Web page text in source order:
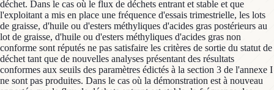
déchet. Dans le cas où le flux de déchets entrant et stable et que
l'exploitant a mis en place une fréquence d'essais trimestrielle, les lots
de graisse, d'huile ou d'esters méthyliques d'acides gras postérieurs au
lot de graisse, d'huile ou d'esters méthyliques d'acides gras non
conforme sont réputés ne pas satisfaire les critères de sortie du statut de
déchet tant que de nouvelles analyses présentant des résultats
conformes aux seuils des paramètres édictés à la section 3 de l'annexe I
ne sont pas produites. Dans le cas où la démonstration est à nouveau